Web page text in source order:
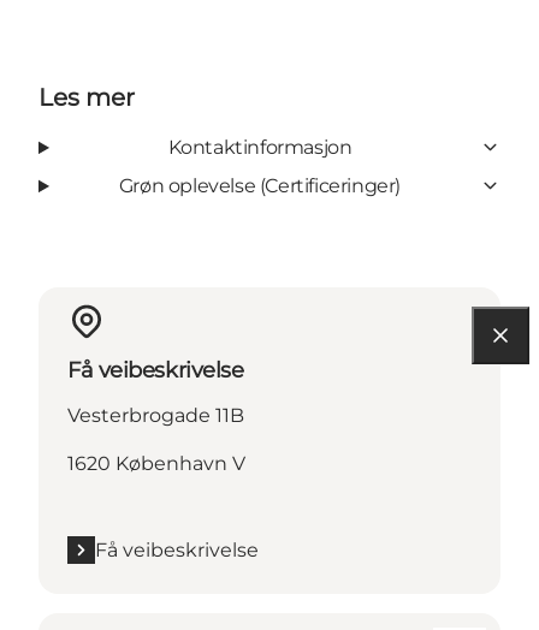
Les mer
Kontaktinformasjon
Grøn oplevelse (Certificeringer)
Få veibeskrivelse
Vesterbrogade 11B
1620 København V
Få veibeskrivelse